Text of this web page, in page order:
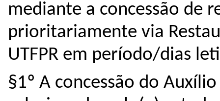
mediante a concessão de
prioritariamente via
UTFPR em período/dias
§1º A concessão do